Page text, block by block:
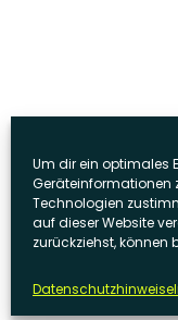
Um dir ein optimales
Geräteinformationen
Technologien
auf dieser Website
zurückziehst, können
Datenschutzhinweise